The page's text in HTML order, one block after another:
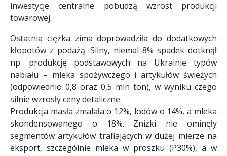
inwestycje centralne pobudzą wzrost produkcji
towarowej.
Ostatnia ciężka zima doprowadziła do dodatkowych
kłopotów z podażą. Silny, niemal 8% spadek dotknął
np. produkcję podstawowych na Ukrainie typów
nabiału – mleka spożywczego i artykułów świeżych
(odpowiednio 0,8 oraz 0,5 mln ton), w wyniku czego
silnie wzrosły ceny detaliczne.
Produkcja masła zmalała o 12%, lodów o 14%, a mleka
skondensowanego o 18%. Zniżki nie ominęły
segmentów artykułów trafiających w dużej mierze na
eksport, szczególnie mleka w proszku (P30%), a w